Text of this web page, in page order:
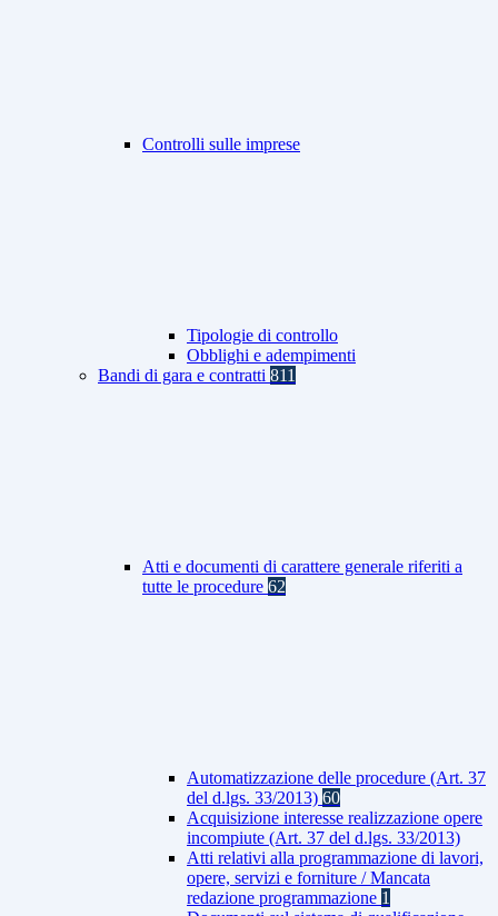
Controlli sulle imprese
Tipologie di controllo
Obblighi e adempimenti
Bandi di gara e contratti 811
Atti e documenti di carattere generale riferiti a
tutte le procedure 62
Automatizzazione delle procedure (Art. 37
del d.lgs. 33/2013) 60
Acquisizione interesse realizzazione opere
incompiute (Art. 37 del d.lgs. 33/2013)
Atti relativi alla programmazione di lavori,
opere, servizi e forniture / Mancata
redazione programmazione 1